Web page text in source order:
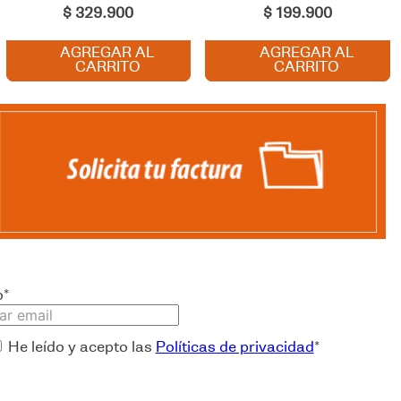
$ 329.900
AGREGAR AL
CARRITO
$ 199.900
AGREGAR AL
CARRITO
*
He leído y acepto las Políticas de privacidad*